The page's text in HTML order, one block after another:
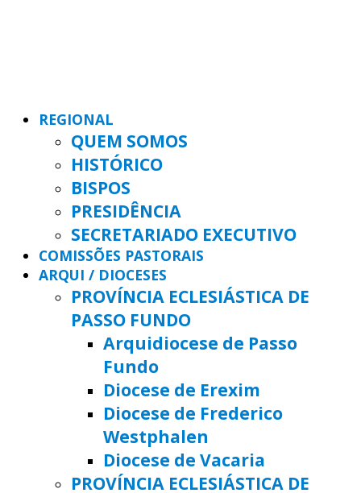
REGIONAL
QUEM SOMOS
HISTÓRICO
BISPOS
PRESIDÊNCIA
SECRETARIADO EXECUTIVO
COMISSÕES PASTORAIS
ARQUI / DIOCESES
PROVÍNCIA ECLESIÁSTICA DE
PASSO FUNDO
Arquidiocese de Passo
Fundo
Diocese de Erexim
Diocese de Frederico
Westphalen
Diocese de Vacaria
PROVÍNCIA ECLESIÁSTICA DE